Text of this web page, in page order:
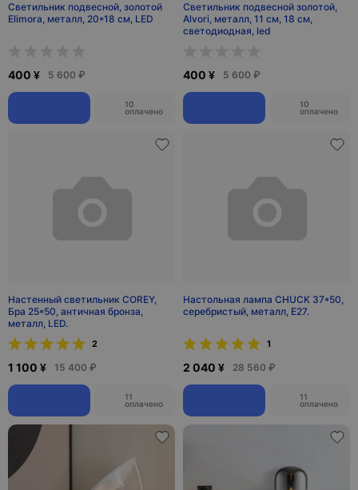
Светильник подвесной, золотой
Elimora, металл, 20*18 см, LED
400 ¥ 5 600 ₽
10
оплачено
Светильник подвесной золотой,
Alvori, металл, 11 см, 18 см,
светодиодная, led
400 ¥ 5 600 ₽
10
оплачено
Настенный светильник COREY,
Бра 25*50, античная бронза,
металл, LED.
2
1 100 ¥ 15 400 ₽
11
оплачено
Настольная лампа CHUCK 37*50,
серебристый, металл, Е27.
1
2 040 ¥ 28 560 ₽
11
оплачено